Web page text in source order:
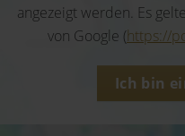
angezeigt werden. Es
von Google (https://
Ich bin